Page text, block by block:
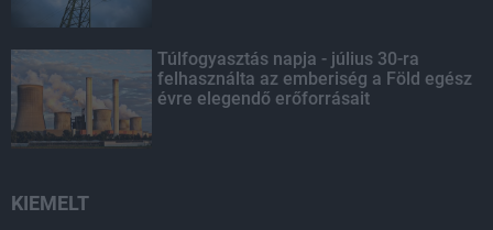
Túlfogyasztás napja - július 30-ra
felhasználta az emberiség a Föld egész
évre elegendő erőforrásait
KIEMELT